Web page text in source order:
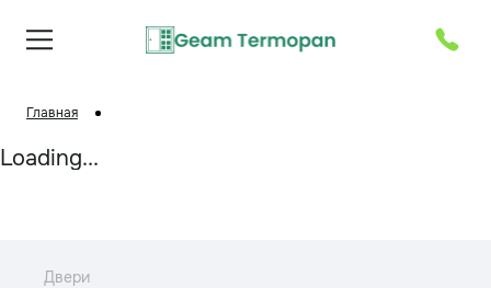
Главная
Loading...
Двери